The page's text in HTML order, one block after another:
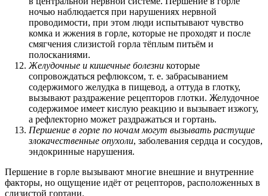
ночью наблюдается при нарушениях нервной
проводимости, при этом люди испытывают чувство
комка и жжения в горле, которые не проходят и после
смягчения слизистой горла тёплым питьём и
полосканиями.
Желудочные и кишечные болезни которые
сопровождаться рефлюксом, т. е. забрасыванием
содержимого желудка в пищевод, а оттуда в глотку,
вызывают раздражение рецепторов глотки. Желудочное
содержимое имеет кислую реакцию и вызывает изжогу,
а рефлекторно может раздражаться и гортань.
Першение в горле по ночам могут вызывать растущие
злокачественные опухоли, заболевания сердца и сосудов,
эндокринные нарушения.
Першение в горле вызывают многие внешние и внутренние
факторы, но ощущение идёт от рецепторов, расположенных в
слизистой гортани.